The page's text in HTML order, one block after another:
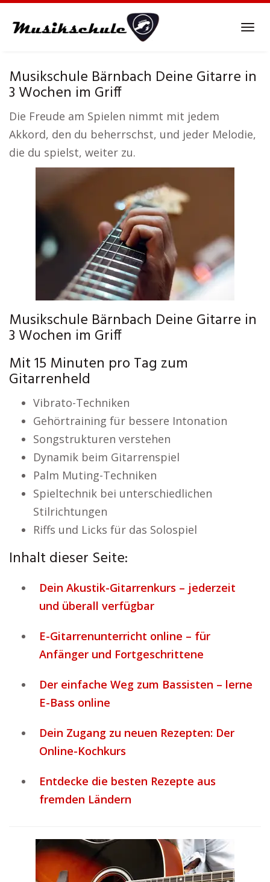
Musikschule Bärnbach Deine Gitarre in
3 Wochen im Griff
Die Freude am Spielen nimmt mit jedem
Akkord, den du beherrschst, und jeder Melodie,
die du spielst, weiter zu.
Musikschule Bärnbach Deine Gitarre in
3 Wochen im Griff
Mit 15 Minuten pro Tag zum
Gitarrenheld
Vibrato-Techniken
Gehörtraining für bessere Intonation
Songstrukturen verstehen
Dynamik beim Gitarrenspiel
Palm Muting-Techniken
Spieltechnik bei unterschiedlichen
Stilrichtungen
Riffs und Licks für das Solospiel
Inhalt dieser Seite:
Dein Akustik-Gitarrenkurs – jederzeit
und überall verfügbar
E-Gitarrenunterricht online – für
Anfänger und Fortgeschrittene
Der einfache Weg zum Bassisten – lerne
E-Bass online
Dein Zugang zu neuen Rezepten: Der
Online-Kochkurs
Entdecke die besten Rezepte aus
fremden Ländern